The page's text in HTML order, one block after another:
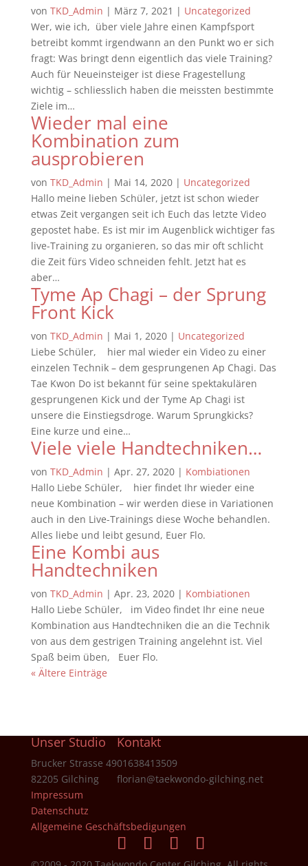
von TKD_Admin | März 7, 2021 | Uncategorized
Wer, wie ich, über viele Jahre einen Kampfsport
betreibt kommt irgendwann an den Punkt wo er sich
fragt: Was bringt denn eigentlich das viele Training?
Auch für Neueinsteiger ist diese Fragestellung
wichtig – schliesslich haben die meissten bestimmte
Ziele im…
Wieder mal eine
Kombination zum
ausprobieren
von TKD_Admin | Mai 14, 2020| Uncategorized
Hallo meine lieben Schüler, jetzt ist schon wieder
etwas Zeit vergangen seit ich Euch das letzte Video
gepostet habe. Es ist mir im Augenblick wichtiger fas
live-Training zu organieren, so das mir oft schlicht
die Zeit fürs Video schneiden fehlt. Jetzt hat es
aber…
Tyme Ap Chagi – der Sprung
Front Kick
von TKD_Admin | Mai 1, 2020| Uncategorized
Liebe Schüler, hier mal wieder ein Video zu einer
einzelen Technik – dem gesprungenen Ap Chagi. Das
Tae Kwon Do ist bekannt für seine spektakulären
gesprungenen Kick und der Tyme Ap Chagi ist
unsere die Einstiegsdroge. Warum Sprungkicks?
Eine kurze und eine…
Viele viele Handtechniken…
von TKD_Admin | Apr. 27, 2020| Kombiationen
Hallo Liebe Schüler, hier findet Ihr wieder eine
neue Kombination – wir werden diese in Variationen
auch in den Live-Trainings diese Woche behandlen.
Alles liebe und leibt gesund, Euer Flo.
Eine Kombi aus
Handtechniken
von TKD_Admin | Apr. 23, 2020| Kombiationen
Hallo Liebe Schüler, im Video findet Ihr eine neue
Kombination aus Handtechniken die an die Technik
von aus dem gestrigen Training angelehnt ist. Viel
Spaß beim üben, Euer Flo.
« Ältere Einträge
Unser Studio
Brucker Strasse 49
82205 Gilching
Kontakt
01638413509
florian@taekwondo-gilching.net
Impressum
Datenschutz
Allgemeine Geschäftsbedigungen